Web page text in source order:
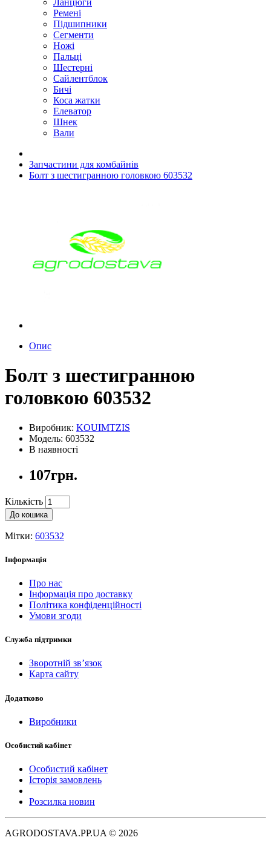
Ланцюги
Ремені
Підшипники
Сегменти
Ножі
Пальці
Шестерні
Сайлентблок
Бичі
Коса жатки
Елеватор
Шнек
Вали
Запчастини для комбайнів
Болт з шестигранною головкою 603532
Опис
Болт з шестигранною
головкою 603532
Виробник: KOUIMTZIS
Модель: 603532
В наявності
107грн.
Кількість
До кошика
Мітки: 603532
Інформація
Про нас
Інформація про доставку
Політика конфіденційності
Умови згоди
Служба підтримки
Зворотній зв’язок
Карта сайту
Додатково
Виробники
Особистий кабінет
Особистий кабінет
Історія замовлень
Розсилка новин
AGRODOSTAVA.PP.UA © 2026